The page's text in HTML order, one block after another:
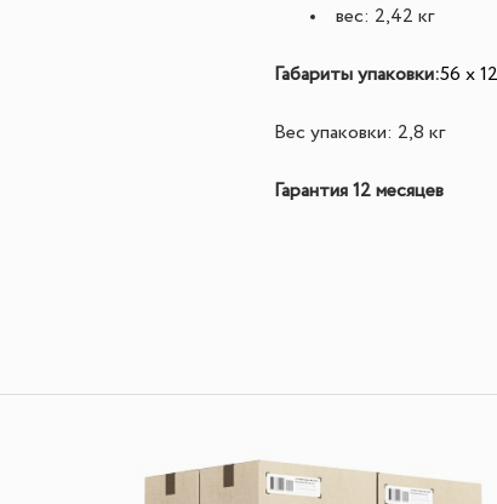
вес: 2,42 кг
Габариты упаковки:56 x
Вес упаковки: 2,8 кг
Гарантия 12 месяцев